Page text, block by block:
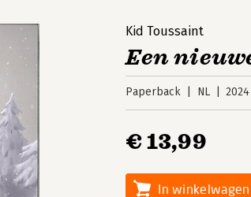
Kid Toussaint
Een
Paperback NL 2024
€ 13,99
In winkelwagen